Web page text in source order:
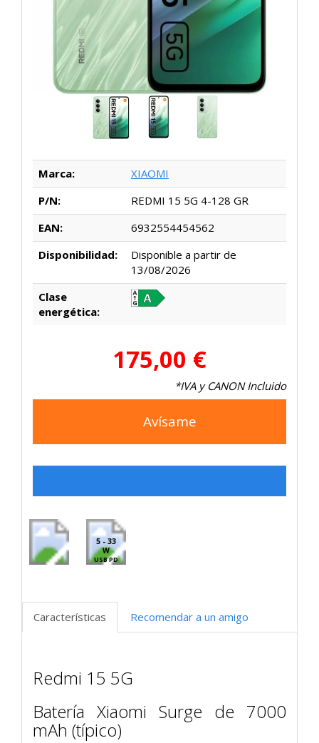
Marca:
XIAOMI
P/N:
REDMI 15 5G 4-128 GR
EAN:
6932554454562
Disponibilidad:
Disponible a partir de
13/08/2026
Clase
energética:
175,00 €
*IVA y CANON Incluido
Avísame
5 - 33
W
USB PD
Características Recomendar a un amigo
Redmi 15 5G
Batería Xiaomi Surge de 7000
mAh (típico)